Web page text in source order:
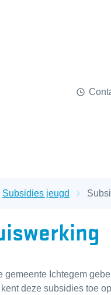
Subsidies jeugd
Ichtegem
deze subsidies toe